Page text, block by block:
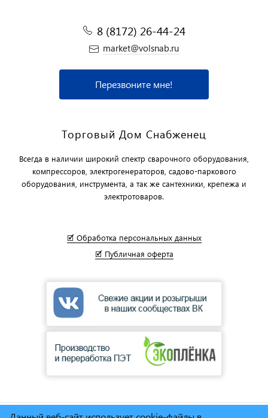
8 (8172) 26-44-24
market@volsnab.ru
Перезвоните мне!
Торговый Дом Снабженец
Всегда в наличии широкий спектр сварочного оборудования,
компрессоров, электрогенераторов, садово-паркового
оборудования, инструмента, а так же сантехники, крепежа и
электротоваров.
🗹 Обработка персональных данных
🗹 Публичная оферта